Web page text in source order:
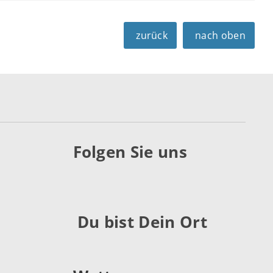
zurück nach oben
Folgen Sie uns
Du bist Dein Ort